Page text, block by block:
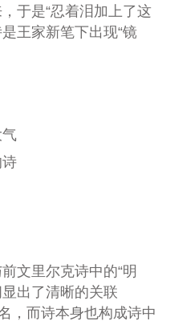
于是“忍着泪加上了这
王家新笔下出现“镜
里尔克诗中的“明
显出了清晰的关联
，而诗本身也构成诗中